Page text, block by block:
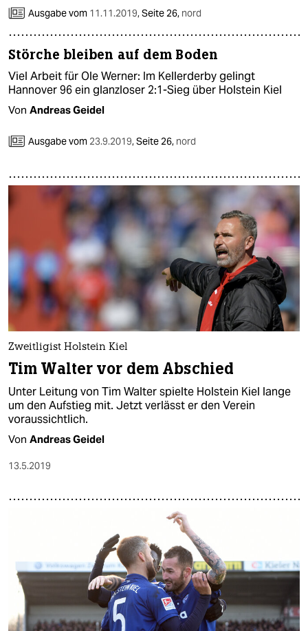
Ausgabe vom 11.11.2019,Seite 26, nord
Störche bleiben auf dem Boden
Viel Arbeit für Ole Werner: Im Kellerderby gelingt
Hannover 96 ein glanzloser 2:1-Sieg über Holstein Kiel
Von Andreas Geidel
Ausgabe vom 23.9.2019,Seite 26, nord
Zweitligist Holstein Kiel
Tim Walter vor dem Abschied
Unter Leitung von Tim Walter spielte Holstein Kiel lange
um den Aufstieg mit. Jetzt verlässt er den Verein
voraussichtlich.
Von Andreas Geidel
13.5.2019